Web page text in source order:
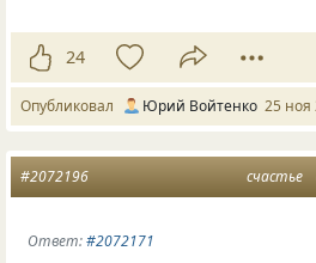
24
Опубликовал Юрий Войтенко 25 ноя
счастье
#2072196
Ответ:#2072171